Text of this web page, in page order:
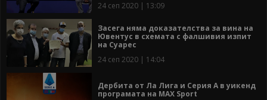
24 сеп 2020 | 13:09
Засега няма доказателства за вина на
Ювентус в схемата с фалшивия изпит
на Суарес
24 сеп 2020 | 14:04
Дербита от Ла Лига и Серия А в уикенд
програмата на MAX Sport